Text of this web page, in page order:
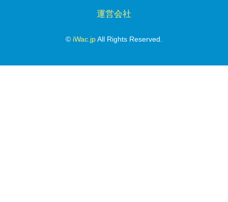
運営会社
© iWac.jpAll Rights Reserved.